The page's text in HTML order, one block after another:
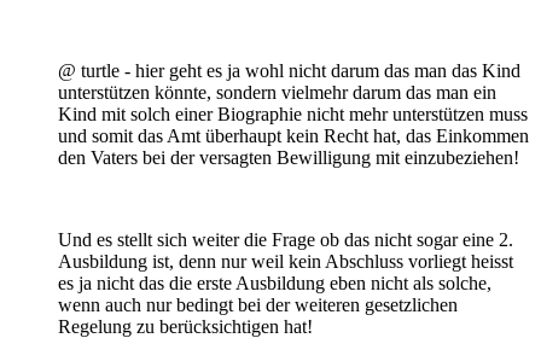
@ turtle - hier geht es ja wohl nicht darum das man das Kind
unterstützen könnte, sondern vielmehr darum das man ein
Kind mit solch einer Biographie nicht mehr unterstützen muss
und somit das Amt überhaupt kein Recht hat, das Einkommen
den Vaters bei der versagten Bewilligung mit einzubeziehen!
Und es stellt sich weiter die Frage ob das nicht sogar eine 2.
Ausbildung ist, denn nur weil kein Abschluss vorliegt heisst
es ja nicht das die erste Ausbildung eben nicht als solche,
wenn auch nur bedingt bei der weiteren gesetzlichen
Regelung zu berücksichtigen hat!